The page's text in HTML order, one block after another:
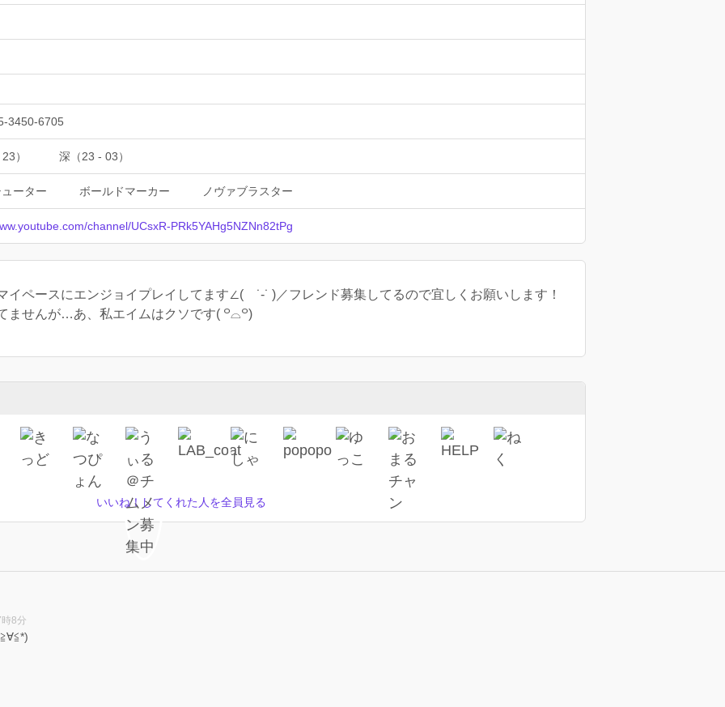
3450-6705
） 深（23 - 03）
ーター ボールドマーカー ノヴァブラスター
channel/UCsxR-PRk5YAHg5NZNn82tPg
イペースにエンジョイプレイしてます∠( ˙-˙ )／フレンド募集してるので宜しくお願いします！
ませんが…あ、私エイムはクソです‎( ꒪⌓꒪)
いいね！してくれた人を全員見る
8分